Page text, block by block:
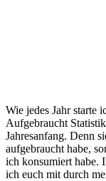
Wie jedes Jahr starte
Aufgebraucht
Jahresanfang. Denn
aufgebraucht habe,
ich konsumiert habe.
ich euch mit durch